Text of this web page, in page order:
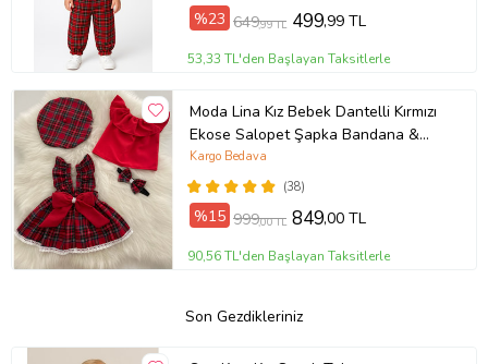
%23 649,99 TL 499,99 TL
53,33 TL'den Başlayan Taksitlerle
Moda Lina Kız Bebek Dantelli Kırmızı
Ekose Salopet Şapka Bandana &
Bluz Set
(38)
Kargo Bedava
%15 999,00 TL 849,00 TL
90,56 TL'den Başlayan Taksitlerle
Son Gezdikleriniz